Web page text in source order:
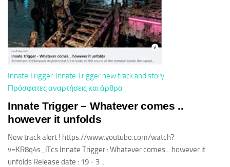
Innate Trigger Innate Trigger new track and story
Πρόσφατες αναρτήσεις και άρθρα
Innate Trigger – Whatever comes ..
however it unfolds
New track alert ! https://www.youtube.com/watch?
v=KR8q4s_lTcs Innate Trigger : Whatever comes .. however it
unfolds Release date : 19 - 3 ...